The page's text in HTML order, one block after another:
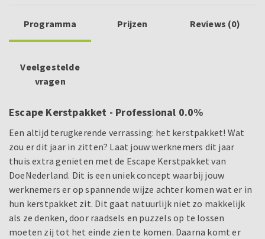
Programma Prijzen Reviews (0)
Veelgestelde
vragen
Escape Kerstpakket - Professional 0.0%
Een altijd terugkerende verrassing: het kerstpakket! Wat
zou er dit jaar in zitten? Laat jouw werknemers dit jaar
thuis extra genieten met de Escape Kerstpakket van
DoeNederland. Dit is een uniek concept waarbij jouw
werknemers er op spannende wijze achter komen wat er in
hun kerstpakket zit. Dit gaat natuurlijk niet zo makkelijk
als ze denken, door raadsels en puzzels op te lossen
moeten zij tot het einde zien te komen. Daarna komt er